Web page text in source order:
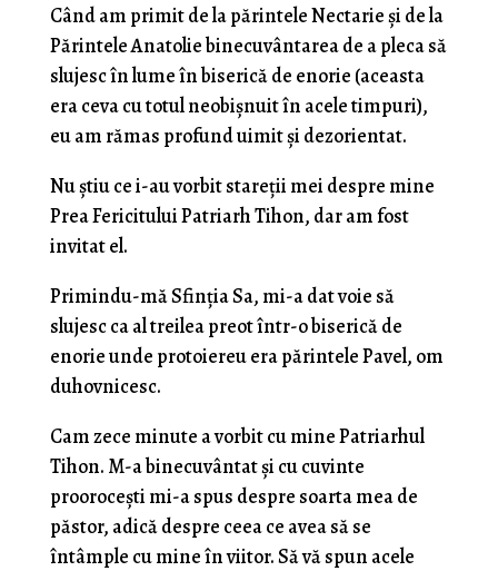
Când am primit de la părintele Nectarie şi de la
Părintele Anatolie binecuvântarea de a pleca să
slujesc în lume în biserică de enorie (aceasta
era ceva cu totul neobişnuit în acele timpuri),
eu am rămas profund uimit şi dezorientat.
Nu ştiu ce i-au vorbit stareţii mei despre mine
Prea Fericitului Patriarh Tihon, dar am fost
invitat el.
Primindu-mă Sfinţia Sa, mi-a dat voie să
slujesc ca al treilea preot într-o biserică de
enorie unde protoiereu era părintele Pavel, om
duhovnicesc.
Cam zece minute a vorbit cu mine Patriarhul
Tihon. M-a binecuvântat şi cu cuvinte
prooroceşti mi-a spus despre soarta mea de
păstor, adică despre ceea ce avea să se
întâmple cu mine în viitor. Să vă spun acele